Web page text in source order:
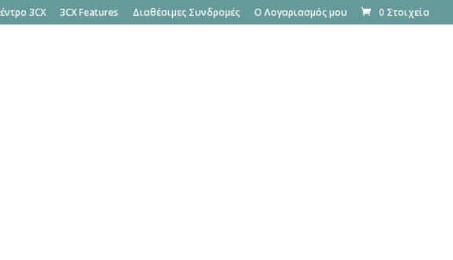
3CX 3CX Features Διαθέσιμες Συνδρομές Ο Λογαριασμός μου 0 Στοιχεία